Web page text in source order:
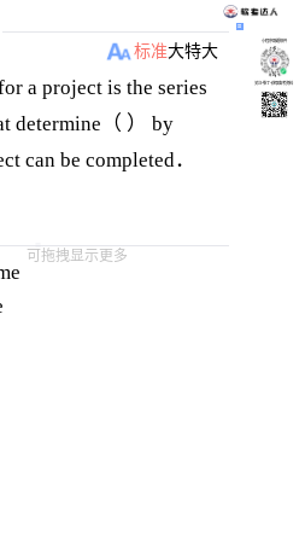
标准大特大
a project is the series
determine（ ） by
可拖拽显示更多
小程序刷题软件
关注“柴丁”获取备考资料